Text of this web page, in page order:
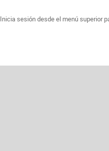
Inicia sesión desde el menú superior